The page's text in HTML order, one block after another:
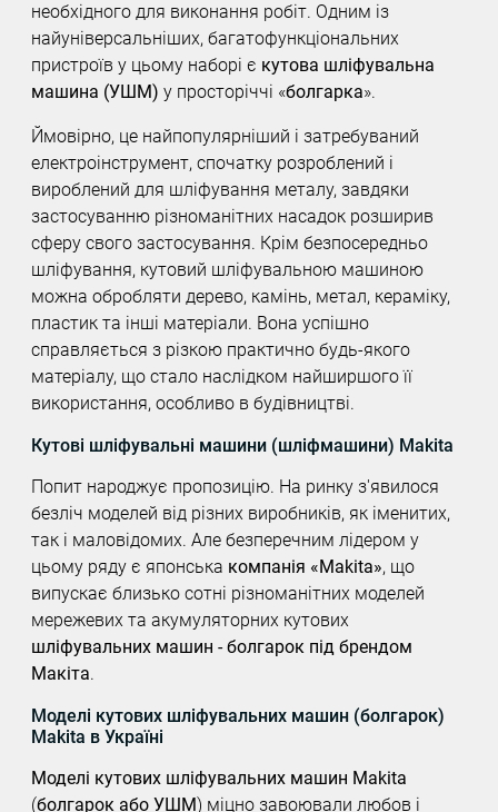
необхідного для виконання робіт. Одним із
найуніверсальніших, багатофункціональних
пристроїв у цьому наборі є кутова шліфувальна
машина (УШМ) у просторіччі «болгарка».
Ймовірно, це найпопулярніший і затребуваний
електроінструмент, спочатку розроблений і
вироблений для шліфування металу, завдяки
застосуванню різноманітних насадок розширив
сферу свого застосування. Крім безпосередньо
шліфування, кутовий шліфувальною машиною
можна обробляти дерево, камінь, метал, кераміку,
пластик та інші матеріали. Вона успішно
справляється з різкою практично будь-якого
матеріалу, що стало наслідком найширшого її
використання, особливо в будівництві.
Кутові шліфувальні машини (шліфмашини) Makita
Попит народжує пропозицію. На ринку з'явилося
безліч моделей від різних виробників, як іменитих,
так і маловідомих. Але безперечним лідером у
цьому ряду є японська компанія «Makita», що
випускає близько сотні різноманітних моделей
мережевих та акумуляторних кутових
шліфувальних машин - болгарок під брендом
Макіта.
Моделі кутових шліфувальних машин (болгарок)
Makita в Україні
Моделі кутових шліфувальних машин Makita
(болгарок або УШМ) міцно завоювали любов і